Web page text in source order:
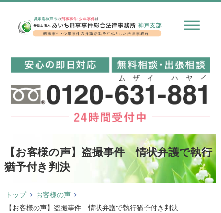
【お客様の声】盗撮事件 情状弁護で執行
猶予付き判決
トップ
お客様の声
【お客様の声】盗撮事件 情状弁護で執行猶予付き判決